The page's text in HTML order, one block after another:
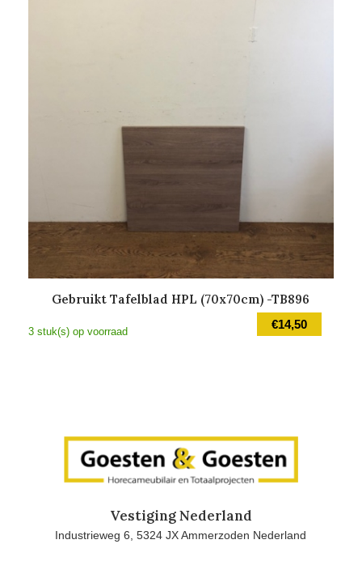
Gebruikt Tafelblad HPL (70x70cm) -TB896
€14,50
3 stuk(s) op voorraad
Vestiging Nederland
Industrieweg 6, 5324 JX Ammerzoden Nederland